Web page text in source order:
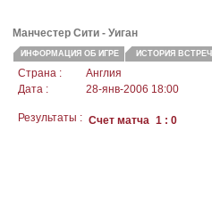
Манчестер Сити - Уиган
ИНФОРМАЦИЯ ОБ ИГРЕ ИСТОРИЯ ВСТРЕЧ
Страна :
Англия
Дата :
28-янв-2006 18:00
Результаты : Счет матча 1 : 0